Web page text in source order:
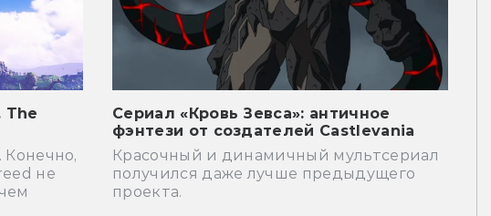
The
Конечно,
не
Сериал «Кровь Зевса»: античное
фэнтези от создателей Castlevania
Красочный и динамичный мультсериал
получился даже лучше предыдущего
проекта.